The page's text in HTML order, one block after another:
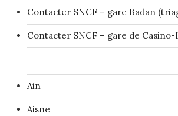
Contacter SNCF – gare Badan
Contacter SNCF – gare de
Ain
Aisne